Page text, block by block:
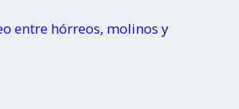
entre hórreos, molinos y